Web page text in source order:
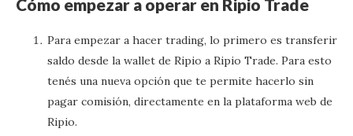
Cómo empezar a operar en Ripio Trade
Para empezar a hacer trading, lo primero es transferir
saldo desde la wallet de Ripio a Ripio Trade. Para esto
tenés una nueva opción que te permite hacerlo sin
pagar comisión, directamente en la plataforma web de
Ripio.